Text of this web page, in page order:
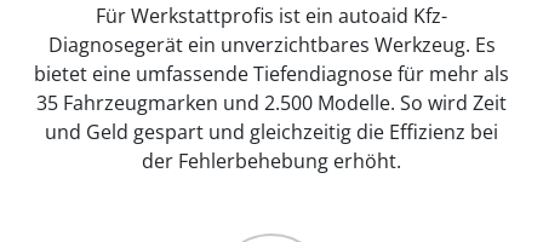
Für Werkstattprofis ist ein autoaid Kfz-
Diagnosegerät ein unverzichtbares Werkzeug. Es
bietet eine umfassende Tiefendiagnose für mehr als
35 Fahrzeugmarken und 2.500 Modelle. So wird Zeit
und Geld gespart und gleichzeitig die Effizienz bei
der Fehlerbehebung erhöht.